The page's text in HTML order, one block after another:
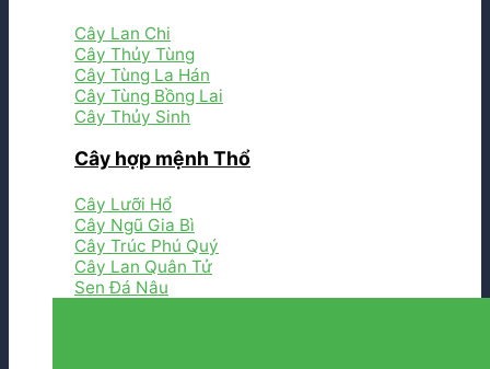
Cây Lan Chi
Cây Thủy Tùng
Cây Tùng La Hán
Cây Tùng Bồng Lai
Cây Thủy Sinh
Cây hợp mệnh Thổ
Cây Lưỡi Hổ
Cây Ngũ Gia Bì
Cây Trúc Phú Quý
Cây Lan Quân Tử
Sen Đá Nâu